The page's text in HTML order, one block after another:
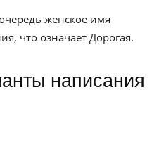
женское имя
что означает Дорогая.
написания